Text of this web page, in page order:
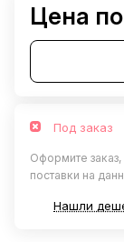
Цена
Под заказ
Оформите
поставки на
Нашли